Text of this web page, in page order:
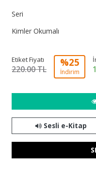
Seri
Kimler Okumalı
Etiket Fiyatı
220.00 TL
%25
İndirim
Sesli e-Kitap